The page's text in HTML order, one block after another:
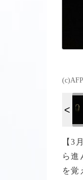
【3
ら進
を覚